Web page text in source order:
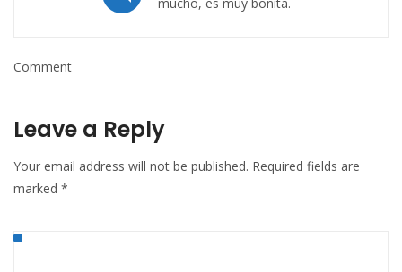
Comment
Leave a Reply
Your email address will not be published. Required fields are
marked *